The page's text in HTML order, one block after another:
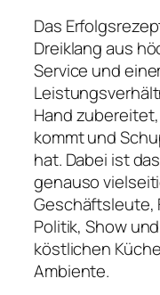
Das
Dreiklang aus
Service und
Hand
kommt und
hat. Dabei ist
genauso
Geschäftsleute,
Politik, Show
köstlichen
Ambiente.